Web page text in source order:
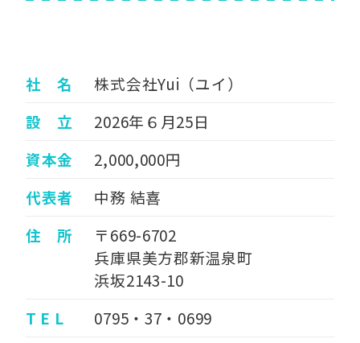
社 名
株式会社Yui（ユイ）
設 立
2026年６月25日
資本金
2,000,000円
代表者
中務 結喜
住 所
〒669-6702
兵庫県美方郡新温泉町
浜坂2143-10
T E L
0795・37・0699